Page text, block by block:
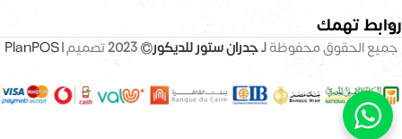
روابط تهمك
جميع الحقوق محفوظةلـجدران ستور للديكور© 2023 تصميم |PlanPOS